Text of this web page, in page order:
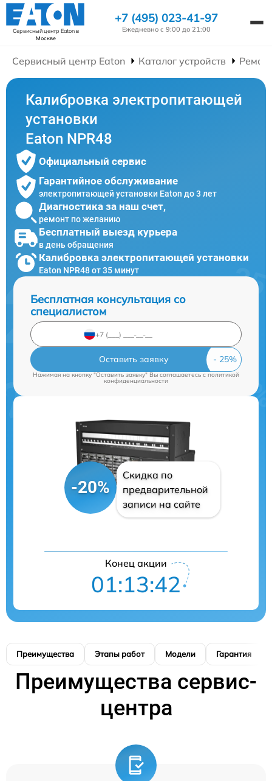
Сервисный центр Eatonв
Москве
+7 (495) 023-41-97
Ежедневно с 9:00 до 21:00
Сервисный центр Eaton Каталог устройств
Калибровка электропитающей
установки
Eaton NPR48
Официальный сервис
Гарантийное обслуживание
электропитающей установки Eaton до 3 лет
Диагностика за наш счет,
ремонт по желанию
Бесплатный выезд курьера
в день обращения
Калибровка электропитающей установки
Eaton NPR48 от 35 минут
Бесплатная консультация со
специалистом
Оставить заявку
Нажимая на кнопку "Оставить заявку" Вы соглашаетесь cполитикой
конфиденциальности
-20%
Скидка по
предварительной
записи на сайте
Конец акции
01:13:42
Преимущества Этапы работ Модели Гарантия
Преимущества сервис-
центра